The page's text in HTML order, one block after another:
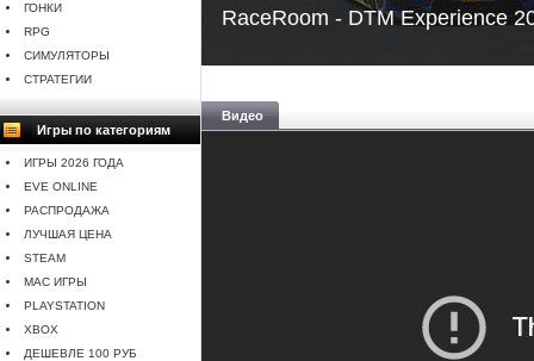
ГОНКИ
RPG
СИМУЛЯТОРЫ
СТРАТЕГИИ
Игры по категориям
ИГРЫ 2026 ГОДА
EVE ONLINE
РАСПРОДАЖА
ЛУЧШАЯ ЦЕНА
STEAM
MAC ИГРЫ
PLAYSTATION
XBOX
ДЕШЕВЛЕ 100 РУБ
RaceRoom - DTM Experience
Видео